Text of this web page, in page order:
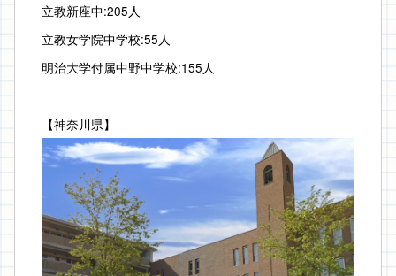
立教新座中:205人
立教女学院中学校:55人
明治大学付属中野中学校:155人
【神奈川県】